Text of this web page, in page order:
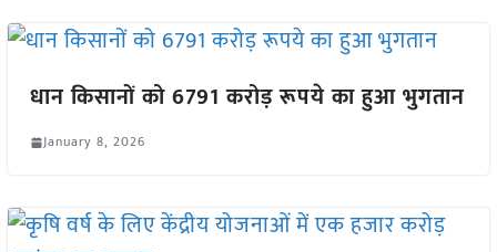
धान किसानों को 6791 करोड़ रूपये का हुआ भुगतान
January 8, 2026